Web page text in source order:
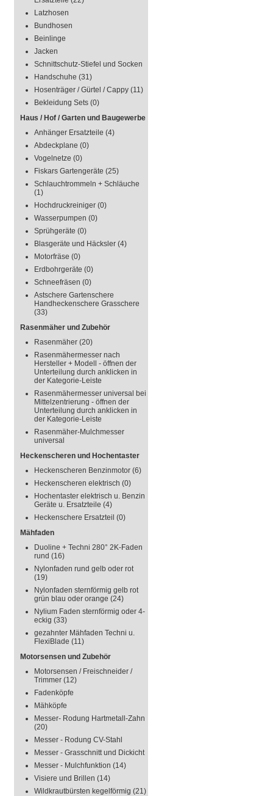
Latzhosen
Bundhosen
Beinlinge
Jacken
Schnittschutz-Stiefel und Socken
Handschuhe (31)
Hosenträger / Gürtel / Cappy (11)
Bekleidung Sets (0)
Haus / Hof / Garten und Baugewerbe
Anhänger Ersatzteile (4)
Abdeckplane (0)
Vogelnetze (0)
Fiskars Gartengeräte (25)
Schlauchtrommeln + Schläuche
(1)
Hochdruckreiniger (0)
Wasserpumpen (0)
Sprühgeräte (0)
Blasgeräte und Häcksler (4)
Motorfräse (0)
Erdbohrgeräte (0)
Schneefräsen (0)
Astschere Gartenschere
Handheckenschere Grasschere
(33)
Rasenmäher und Zubehör
Rasenmäher (20)
Rasenmähermesser nach
Hersteller + Modell - öffnen der
Unterteilung durch anklicken in
der Kategorie-Leiste
Rasenmähermesser universal bei
Mittelzentrierung - öffnen der
Unterteilung durch anklicken in
der Kategorie-Leiste
Rasenmäher-Mulchmesser
universal
Heckenscheren und Hochentaster
Heckenscheren Benzinmotor (6)
Heckenscheren elektrisch (0)
Hochentaster elektrisch u. Benzin
Geräte u. Ersatzteile (4)
Heckenschere Ersatzteil (0)
Mähfaden
Duoline + Techni 280° 2K-Faden
rund (16)
Nylonfaden rund gelb oder rot
(19)
Nylonfaden sternförmig gelb rot
grün blau oder orange (24)
Nylium Faden sternförmig oder 4-
eckig (33)
gezahnter Mähfaden Techni u.
FlexiBlade (11)
Motorsensen und Zubehör
Motorsensen / Freischneider /
Trimmer (12)
Fadenköpfe
Mähköpfe
Messer- Rodung Hartmetall-Zahn
(20)
Messer - Rodung CV-Stahl
Messer - Grasschnitt und Dickicht
Messer - Mulchfunktion (14)
Visiere und Brillen (14)
Wildkrautbürsten kegelförmig (21)